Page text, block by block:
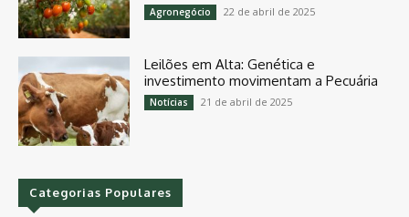
Agronegócio 22 de abril de 2025
Leilões em Alta: Genética e
investimento movimentam a Pecuária
Notícias 21 de abril de 2025
Categorias Populares